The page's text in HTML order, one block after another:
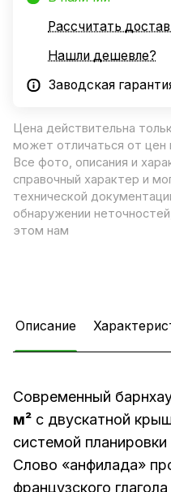
Рассчитать
Нашли дешевле?
Заводская
Цена действительна
может отличаться от цен
Все фото, описания и
справочный характер и
технической
обнаружении
этом нам
Описание
Современный
м² с двускатной
системой
Слово «анфилада»
французского